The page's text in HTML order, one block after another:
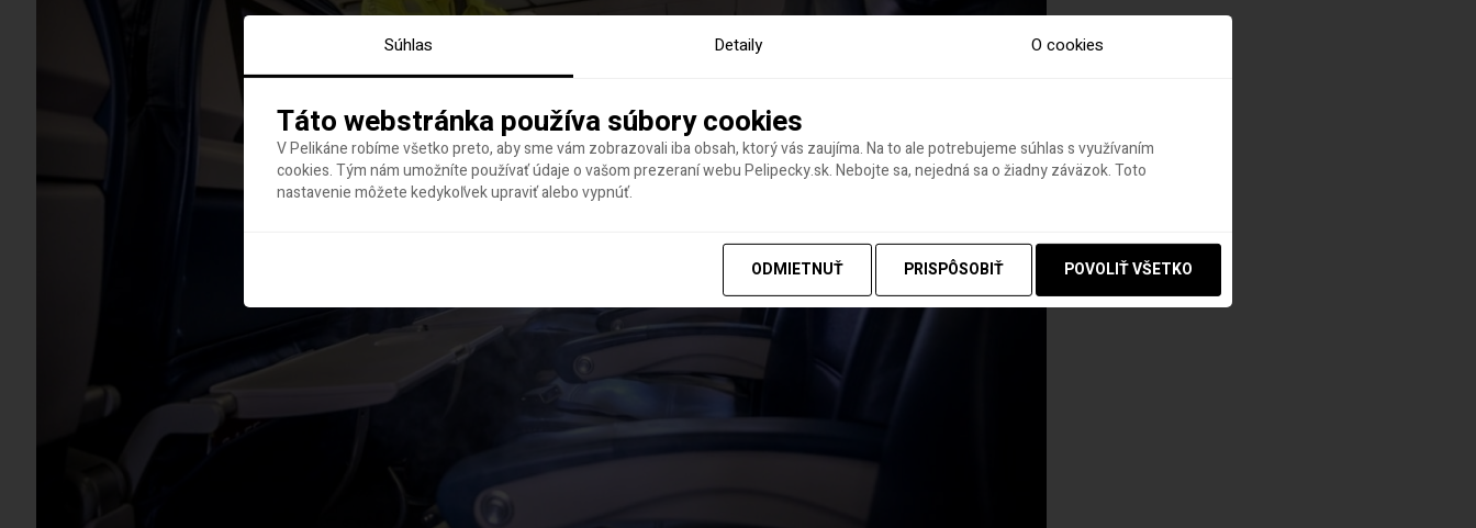
Súhlas Detaily O cookies
Táto webstránka používa súbory cookies
V Pelikáne robíme všetko preto, aby sme vám zobrazovali iba obsah, ktorý vás zaujíma. Na to ale potrebujeme súhlas s využívaním
cookies. Tým nám umožníte používať údaje o vašom prezeraní webu Pelipecky.sk. Nebojte sa, nejedná sa o žiadny záväzok. Toto
nastavenie môžete kedykoľvek upraviť alebo vypnúť.
ODMIETNUŤ PRISPÔSOBIŤ POVOLIŤ VŠETKO